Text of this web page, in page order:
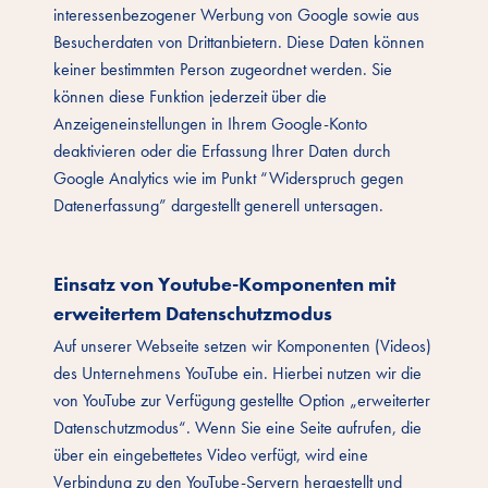
interessenbezogener Werbung von Google sowie aus
Besucherdaten von Drittanbietern. Diese Daten können
keiner bestimmten Person zugeordnet werden. Sie
können diese Funktion jederzeit über die
Anzeigeneinstellungen in Ihrem Google-Konto
deaktivieren oder die Erfassung Ihrer Daten durch
Google Analytics wie im Punkt “Widerspruch gegen
Datenerfassung” dargestellt generell untersagen.
Einsatz von Youtube-Komponenten mit
erweitertem Datenschutzmodus
Auf unserer Webseite setzen wir Komponenten (Videos)
des Unternehmens YouTube ein. Hierbei nutzen wir die
von YouTube zur Verfügung gestellte Option „erweiterter
Datenschutzmodus“. Wenn Sie eine Seite aufrufen, die
über ein eingebettetes Video verfügt, wird eine
Verbindung zu den YouTube-Servern hergestellt und